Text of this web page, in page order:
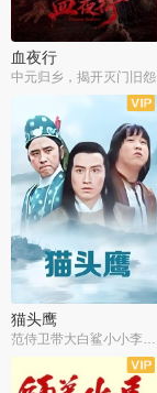
血夜行
中元归乡，揭开灭门旧怨
猫头鹰
范侍卫带大白鲨小小李破案寻妃